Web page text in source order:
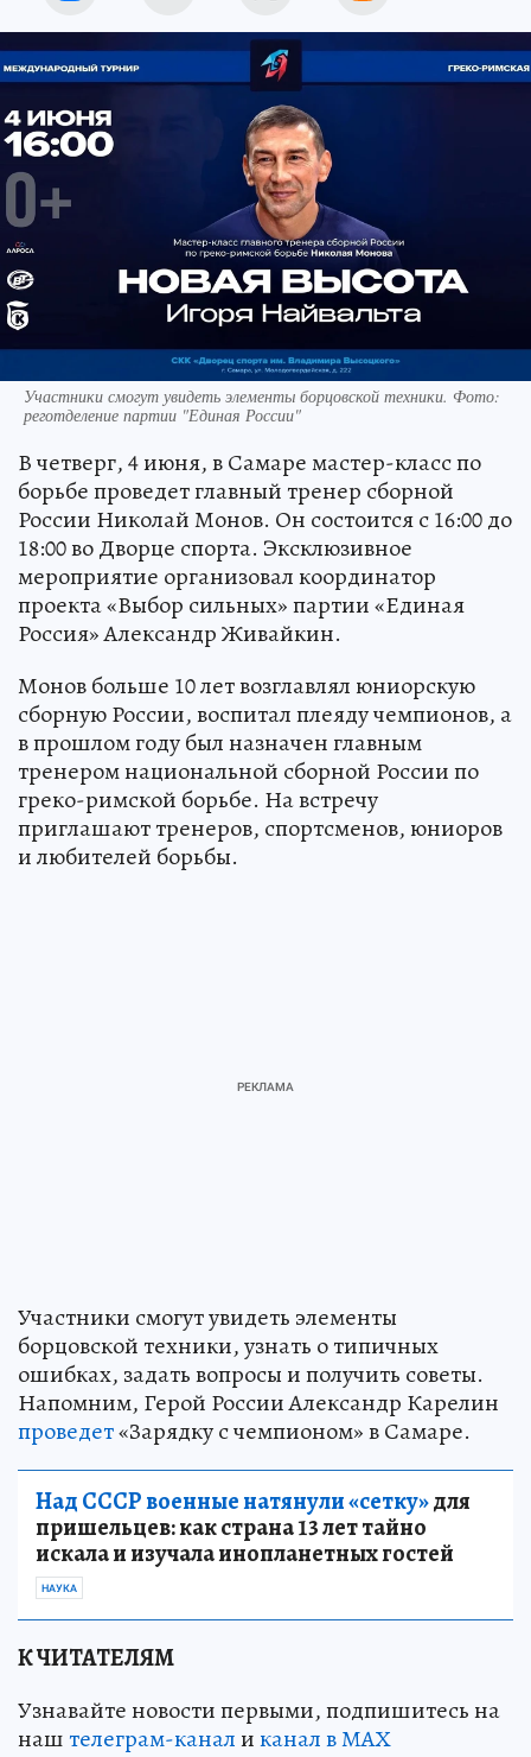
Участники смогут увидеть элементы борцовской техники. Фото:
реготделение партии "Единая России"
В четверг, 4 июня, в Самаре мастер-класс по
борьбе проведет главный тренер сборной
России Николай Монов. Он состоится с 16:00 до
18:00 во Дворце спорта. Эксклюзивное
мероприятие организовал координатор
проекта «Выбор сильных» партии «Единая
Россия» Александр Живайкин.
Монов больше 10 лет возглавлял юниорскую
сборную России, воспитал плеяду чемпионов, а
в прошлом году был назначен главным
тренером национальной сборной России по
греко-римской борьбе. На встречу
приглашают тренеров, спортсменов, юниоров
и любителей борьбы.
Участники смогут увидеть элементы
борцовской техники, узнать о типичных
ошибках, задать вопросы и получить советы.
Напомним, Герой России Александр Карелин
проведет«Зарядку с чемпионом» в Самаре.
Над СССР военные натянули «сетку»для
пришельцев: как страна 13 лет тайно
искала и изучала инопланетных гостей
НАУКА
К ЧИТАТЕЛЯМ
Узнавайте новости первыми, подпишитесь на
наштелеграм-каналиканал в МАХ